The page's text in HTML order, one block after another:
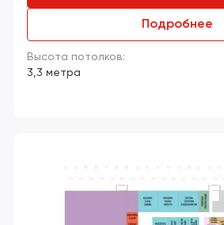
Высота потолков:
3,3 метра
Подробнее